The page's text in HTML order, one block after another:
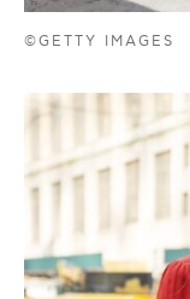
©GETTY IMAGES